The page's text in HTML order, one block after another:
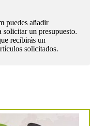
puedes añadir
un presupuesto.
recibirás un
solicitados.